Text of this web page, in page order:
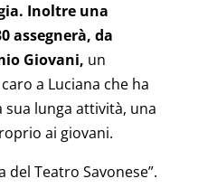
Inoltre una
assegnerà, da
Giovani, un
a Luciana che ha
lunga attività, una
ai giovani.
del Teatro Savonese”.